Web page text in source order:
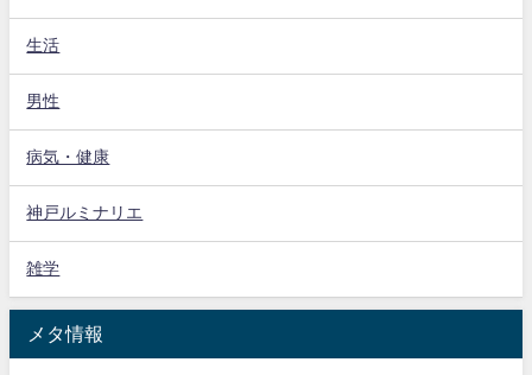
生活
男性
病気・健康
神戸ルミナリエ
雑学
メタ情報